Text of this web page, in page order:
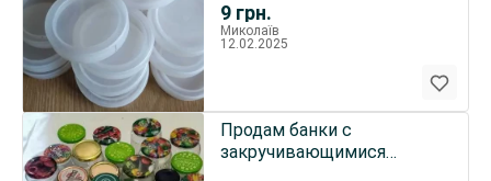
9 грн.
Миколаїв
12.02.2025
Продам банки с
закручивающимися